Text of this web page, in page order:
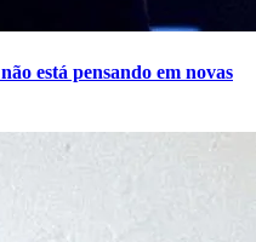
está pensando em novas